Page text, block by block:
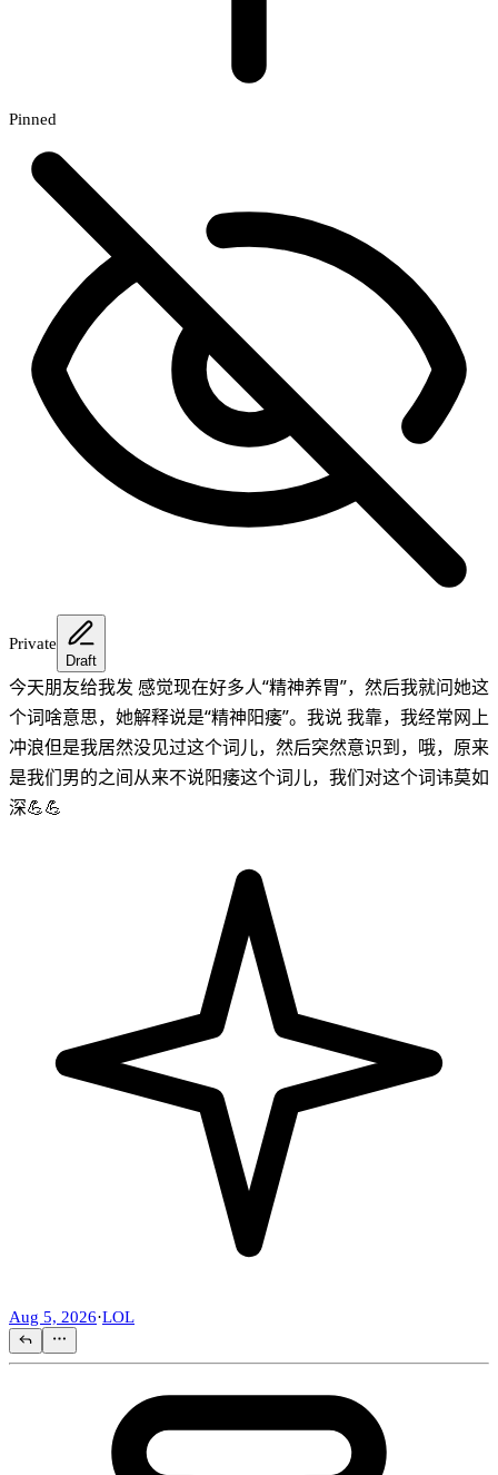
Pinned
Private
Draft
今天朋友给我发 感觉现在好多人“精神养胃”，然后我就问她这
个词啥意思，她解释说是“精神阳痿”。我说 我靠，我经常网上
冲浪但是我居然没见过这个词儿，然后突然意识到，哦，原来
是我们男的之间从来不说阳痿这个词儿，我们对这个词讳莫如
深💪💪
Aug 5, 2026·LOL